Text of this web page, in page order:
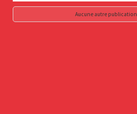
Aucune autre publication